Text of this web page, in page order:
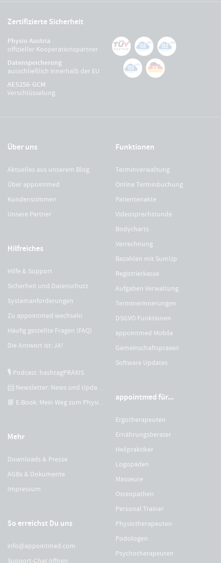
Zertifizierte Sicherheit
Physio Austria
offizieller Kooperationspartner
Datenspeicherung
ausschließlich innerhalb der EU
AES256-GCM
Verschlüsselung
Über uns
Aktuelles aus unserem Blog
Über appointmed
Kundenstimmen
Unsere Partner
Hilfreiches
Hilfe & Support
Sicherheit und Datenschutz
Systemanforderungen
Zu appointmed wechseln
Häufig gestellte Fragen (FAQ)
Die Antwort ist: JA!
🎙 Podcast: hashtagPRAXIS
📨 Newsletter: News und Updates
📘 E-Book: Mein Weg zum Physiotherapeuten
Mehr
Downloads & Presse
AGBs & Dokumente
Impressum
So erreichst Du uns
info@appointmed.com
Support-Chat öffnen
Funktionen
Terminverwaltung
Online Terminbuchung
Patientenakte
Videosprechstunde
Bodycharts
Verrechnung
Bezahlen mit SumUp
Registrierkasse
Aufgaben Verwaltung
Terminerinnerungen
DSGVO Funktionen
appointmed Mobile
Gemeinschaftspraxen
Software Updates
appointmed für...
Ergotherapeuten
Ernährungsberater
Heilpraktiker
Logopäden
Masseure
Osteopathen
Personal Trainer
Physiotherapeuten
Podologen
Psychotherapeuten